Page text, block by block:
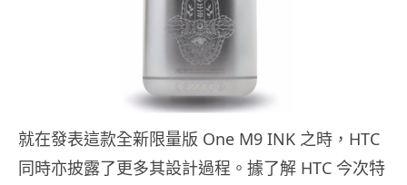
就在發表這款全新限量版 One M9 INK 之時，HTC
同時亦披露了更多其設計過程。據了解 HTC 今次特